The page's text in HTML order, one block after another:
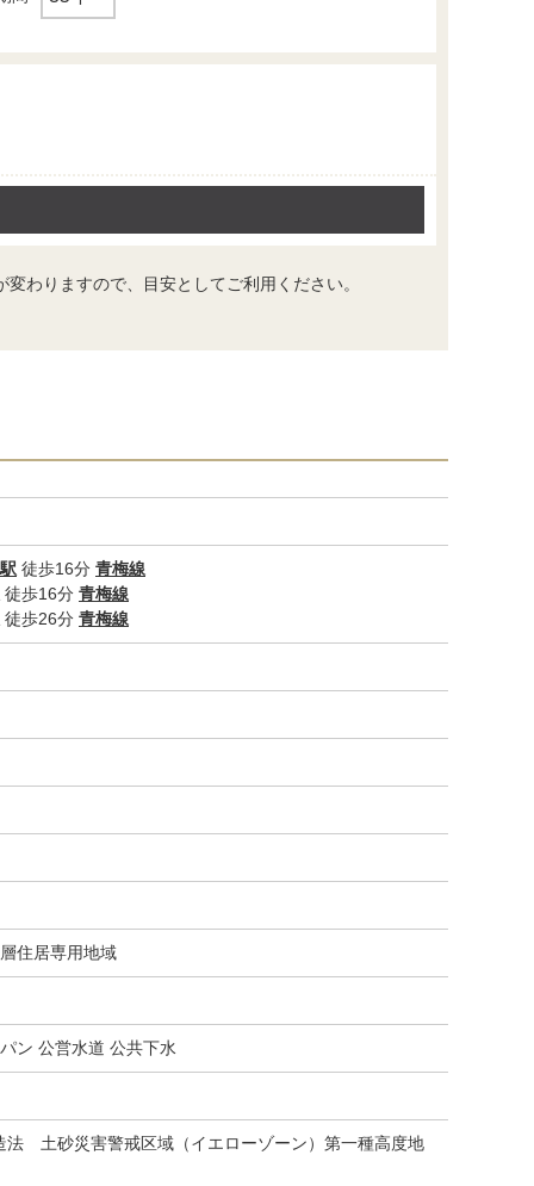
わりますので、目安としてご利用ください。
徒歩16分 青梅線
徒歩16分 青梅線
徒歩26分 青梅線
住居専用地域
ン 公営水道 公共下水
法 土砂災害警戒区域（イエローゾーン）第一種高度地